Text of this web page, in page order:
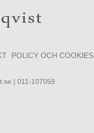
POLICY OCH COOKIES
| 011-107059